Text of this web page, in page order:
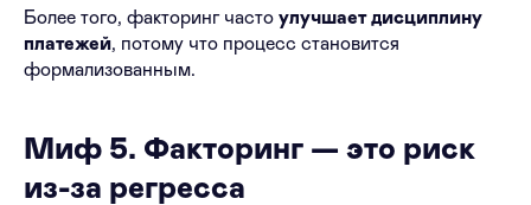
Более того, факторинг часто улучшает дисциплину
платежей, потому что процесс становится
формализованным.
Миф 5. Факторинг — это риск
из-за регресса